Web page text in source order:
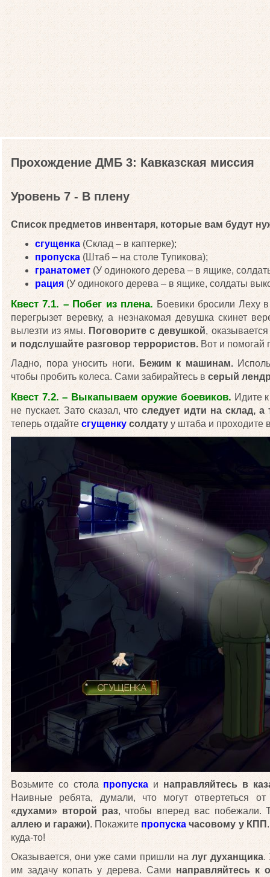
Прохождение ДМБ 3: Кавказская миссия
Уровень 7 - В плену
Список предметов инвентаря, которые вам будут
сгущенка (Склад – в каптерке);
пропуска (Штаб – на столе Тупикова);
гранатомет (У одинокого дерева – в ящике,
рация (У одинокого дерева – в ящике, солдаты
Квест 7.1. – Побег из плена. Боевики бросили Леху
перегрызет веревку, а незнакомая девушка скинет
вылезти из ямы. Поговорите с девушкой,
и подслушайте разговор террористов. Вот и помогай
Ладно, пора уносить ноги.
Бежим к машинам.
чтобы пробить колеса. Сами забирайтесь в серый
Квест 7.2. – Выкапываем оружие боевиков. Идите
не пускает. Зато сказал, чтоследует идти на склад, а
теперь отдайте сгущенку солдату у штаба и проходите
Возьмите со столапропуска и направляйтесь в
Наивные ребята, думали, что могут отвертеться
«духами» второй раз, чтобы вперед вас побежали.
аллею и гаражи). Покажите пропуска часовому у КПП
куда-то!
Оказывается, они уже сами пришли на луг духанщика.
им задачу копать у дерева. Сами направляйтесь к